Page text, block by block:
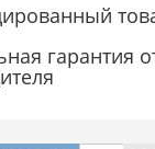
гарантия